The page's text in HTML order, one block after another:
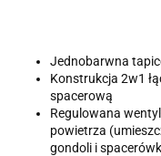
Jednobarwna
Konstrukcja 2w1
spacerową
Regulowana
powietrza
gondoli i